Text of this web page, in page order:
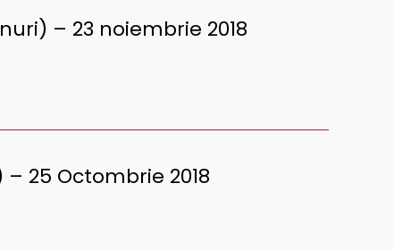
– 23 noiembrie 2018
25 Octombrie 2018